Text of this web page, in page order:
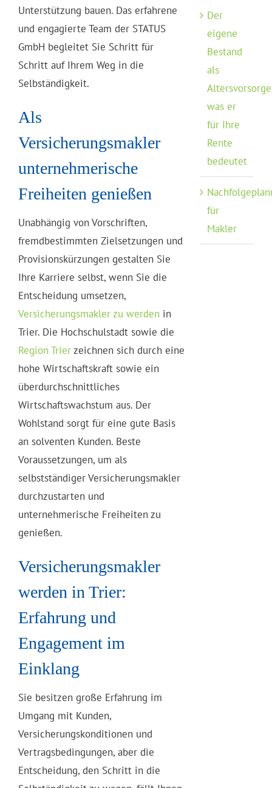
Unterstützung bauen. Das erfahrene
und engagierte Team der STATUS
GmbH begleitet Sie Schritt für
Schritt auf Ihrem Weg in die
Selbständigkeit.
Als
Versicherungsmakler
unternehmerische
Freiheiten genießen
Unabhängig von Vorschriften,
fremdbestimmten Zielsetzungen und
Provisionskürzungen gestalten Sie
Ihre Karriere selbst, wenn Sie die
Entscheidung umsetzen,
Versicherungsmakler zu werden in
Trier. Die Hochschulstadt sowie die
Region Trierzeichnen sich durch eine
hohe Wirtschaftskraft sowie ein
überdurchschnittliches
Wirtschaftswachstum aus. Der
Wohlstand sorgt für eine gute Basis
an solventen Kunden. Beste
Voraussetzungen, um als
selbstständiger Versicherungsmakler
durchzustarten und
unternehmerische Freiheiten zu
genießen.
Versicherungsmakler
werden in Trier:
Erfahrung und
Engagement im
Einklang
Sie besitzen große Erfahrung im
Umgang mit Kunden,
Versicherungskonditionen und
Vertragsbedingungen, aber die
Entscheidung, den Schritt in die
Der
eigene
Bestand
als
was er
für Ihre
Rente
bedeutet
für
Makler